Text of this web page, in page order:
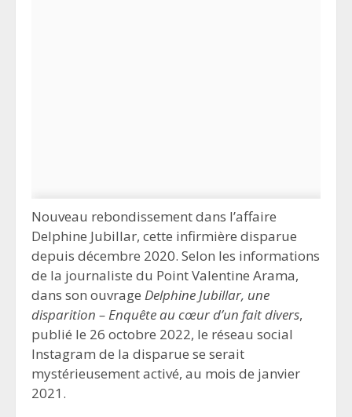
Nouveau rebondissement dans l’affaire
Delphine Jubillar, cette infirmière disparue
depuis décembre 2020. Selon les informations
de la journaliste du Point Valentine Arama,
dans son ouvrage Delphine Jubillar, une
disparition – Enquête au cœur d’un fait divers,
publié le 26 octobre 2022, le réseau social
Instagram de la disparue se serait
mystérieusement activé, au mois de janvier
2021.